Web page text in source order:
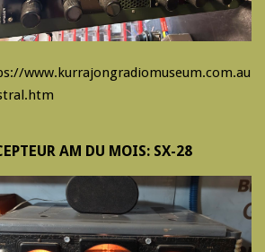
www.kurrajongradiomuseum.com.au
AM DU MOIS: SX-28